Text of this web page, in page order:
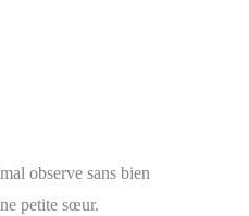
observe sans bien
petite sœur.